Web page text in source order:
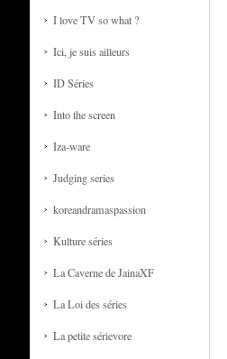
I love TV so what ?
Ici, je suis ailleurs
ID Séries
Into the screen
Iza-ware
Judging series
koreandramaspassion
Kulture séries
La Caverne de JainaXF
La Loi des séries
La petite sérievore